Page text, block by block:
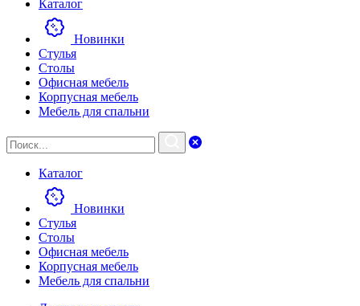
Каталог
Новинки
Стулья
Столы
Офисная мебель
Корпусная мебель
Мебель для спальни
Каталог
Новинки
Стулья
Столы
Офисная мебель
Корпусная мебель
Мебель для спальни